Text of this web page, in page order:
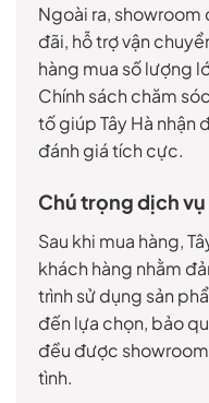
Ngoài ra,
đãi, hỗ trợ vận
hàng mua số lượng
Chính sách chăm
tố giúp Tây Hà nhận
đánh giá tích cực.
Chú trọng dịch
Sau khi mua hàng,
khách hàng nhằm
trình sử dụng sản
đến lựa chọn, bảo
đều được
tình.